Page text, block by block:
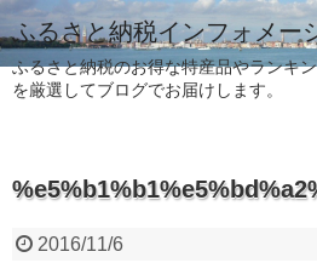
ふるさと納税インフォメー
ふるさと納税のお得な特産品やランキ
を厳選してブログでお届けします。
2016/11/6